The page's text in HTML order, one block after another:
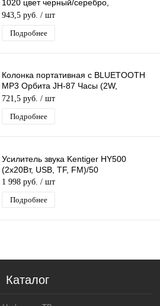
1020 цвет черный/серебро,
проводные (USB 2.0), стерео
943,5 руб. / шт
Подробнее
Колонка портативная с BLUETOOTH
MP3 Орбита JH-87 Часы (2W,
bluetooth, аккум)/50/100
721,5 руб. / шт
Подробнее
Усилитель звука Kentiger HY500
(2х20Вт, USB, TF, FM)/50
1 998 руб. / шт
Подробнее
Каталог